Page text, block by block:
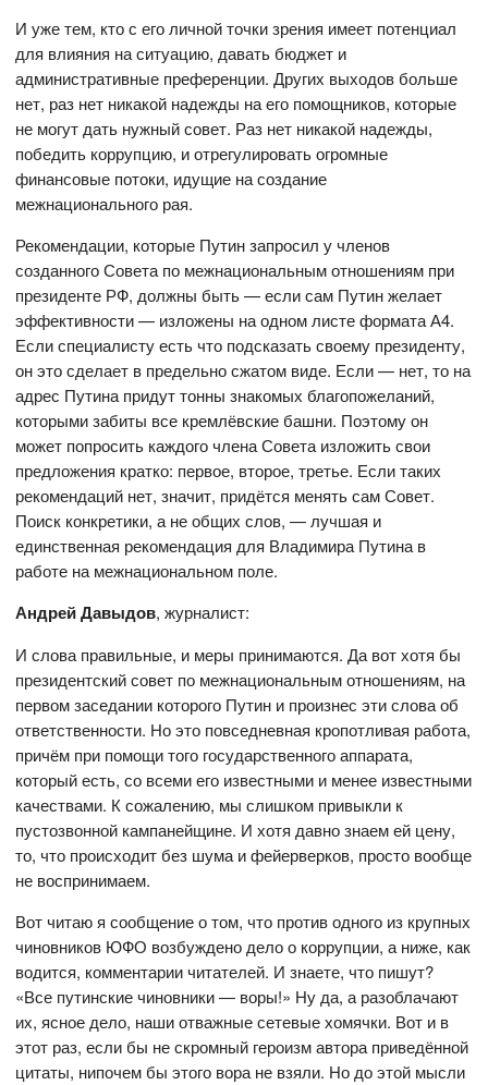
И уже тем, кто с его личной точки зрения имеет потенциал
для влияния на ситуацию, давать бюджет и
административные преференции. Других выходов больше
нет, раз нет никакой надежды на его помощников, которые
не могут дать нужный совет. Раз нет никакой надежды,
победить коррупцию, и отрегулировать огромные
финансовые потоки, идущие на создание
межнационального рая.
Рекомендации, которые Путин запросил у членов
созданного Совета по межнациональным отношениям при
президенте РФ, должны быть — если сам Путин желает
эффективности — изложены на одном листе формата А4.
Если специалисту есть что подсказать своему президенту,
он это сделает в предельно сжатом виде. Если — нет, то на
адрес Путина придут тонны знакомых благопожеланий,
которыми забиты все кремлёвские башни. Поэтому он
может попросить каждого члена Совета изложить свои
предложения кратко: первое, второе, третье. Если таких
рекомендаций нет, значит, придётся менять сам Совет.
Поиск конкретики, а не общих слов, — лучшая и
единственная рекомендация для Владимира Путина в
работе на межнациональном поле.
Андрей Давыдов, журналист:
И слова правильные, и меры принимаются. Да вот хотя бы
президентский совет по межнациональным отношениям, на
первом заседании которого Путин и произнес эти слова об
ответственности. Но это повседневная кропотливая работа,
причём при помощи того государственного аппарата,
который есть, со всеми его известными и менее известными
качествами. К сожалению, мы слишком привыкли к
пустозвонной кампанейщине. И хотя давно знаем ей цену,
то, что происходит без шума и фейерверков, просто вообще
не воспринимаем.
Вот читаю я сообщение о том, что против одного из крупных
чиновников ЮФО возбуждено дело о коррупции, а ниже, как
водится, комментарии читателей. И знаете, что пишут?
«Все путинские чиновники — воры!» Ну да, а разоблачают
их, ясное дело, наши отважные сетевые хомячки. Вот и в
этот раз, если бы не скромный героизм автора приведённой
цитаты, нипочем бы этого вора не взяли. Но до этой мысли